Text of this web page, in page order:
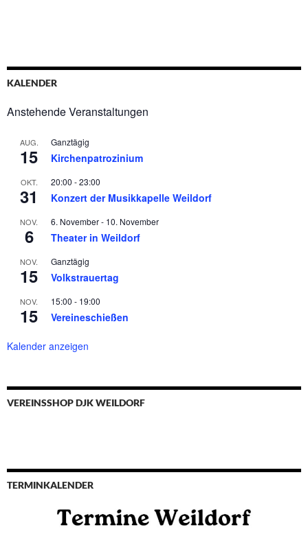
KALENDER
Anstehende Veranstaltungen
AUG.
15
Ganztägig
Kirchenpatrozinium
OKT.
31
20:00 -23:00
Konzert der Musikkapelle Weildorf
NOV.
6
6. November- 10. November
Theater in Weildorf
NOV.
15
Ganztägig
Volkstrauertag
NOV.
15
15:00 - 19:00
Vereineschießen
Kalender anzeigen
VEREINSSHOP DJK WEILDORF
TERMINKALENDER